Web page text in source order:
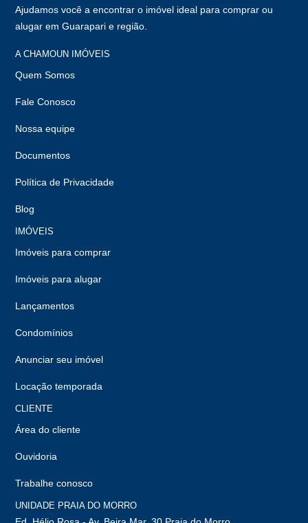
Ajudamos você a encontrar o imóvel ideal para comprar ou
alugar em Guarapari e região.
A CHAMOUN IMÓVEIS
Quem Somos
Fale Conosco
Nossa equipe
Documentos
Política de Privacidade
Blog
IMÓVEIS
Imóveis para comprar
Imóveis para alugar
Lançamentos
Condomínios
Anunciar seu imóvel
Locação temporada
CLIENTE
Área do cliente
Ouvidoria
Trabalhe conosco
UNIDADE PRAIA DO MORRO